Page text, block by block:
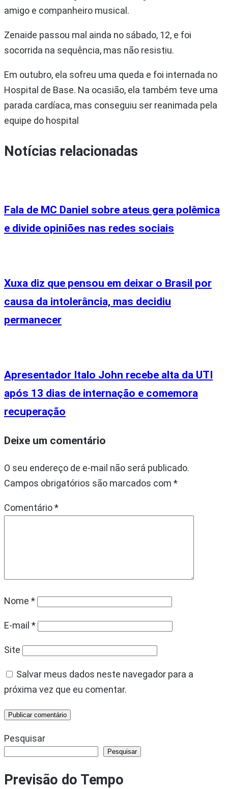
amigo e companheiro musical.
Zenaide passou mal ainda no sábado, 12, e foi
socorrida na sequência, mas não resistiu.
Em outubro, ela sofreu uma queda e foi internada no
Hospital de Base. Na ocasião, ela também teve uma
parada cardíaca, mas conseguiu ser reanimada pela
equipe do hospital
Notícias relacionadas
Fala de MC Daniel sobre ateus gera polêmica
e divide opiniões nas redes sociais
Xuxa diz que pensou em deixar o Brasil por
causa da intolerância, mas decidiu
permanecer
Apresentador Italo John recebe alta da UTI
após 13 dias de internação e comemora
recuperação
Deixe um comentário
O seu endereço de e-mail não será publicado.
Campos obrigatórios são marcados com *
Comentário*
Nome *
E-mail *
Site
Salvar meus dados neste navegador para a
próxima vez que eu comentar.
Pesquisar
Pesquisar
Previsão do Tempo